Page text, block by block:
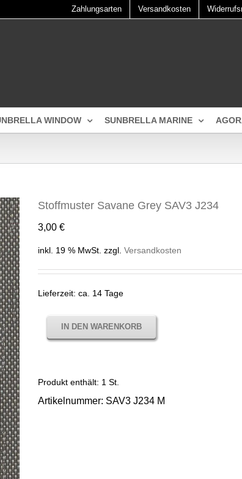
Zahlungsarten Versandkosten
WINDOW SUNBRELLA MARINE
Stoffmuster Savane Grey SAV3 J234
3,00 €
inkl. 19 % MwSt. zzgl. Versandkosten
Lieferzeit: ca. 14 Tage
IN DEN WARENKORB
Produkt enthält: 1 St.
Artikelnummer: SAV3 J234 M